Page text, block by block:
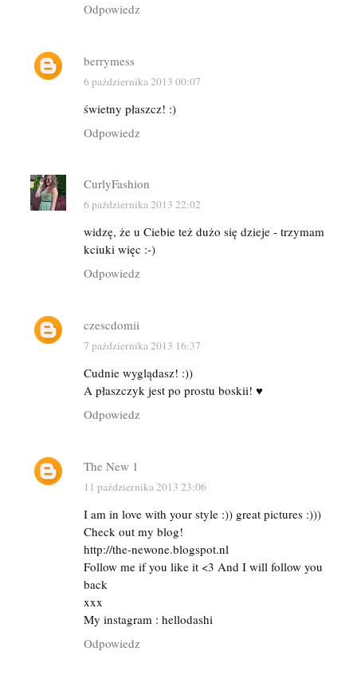
Odpowiedz
berrymess
6 października 2013 00:07
świetny płaszcz! :)
Odpowiedz
CurlyFashion
6 października 2013 22:02
widzę, że u Ciebie też dużo się dzieje - trzymam
kciuki więc :-)
Odpowiedz
czescdomii
7 października 2013 16:37
Cudnie wyglądasz! :))
A płaszczyk jest po prostu boskii! ♥
Odpowiedz
The New 1
11 października 2013 23:06
I am in love with your style :)) great pictures :)))
Check out my blog!
http://the-newone.blogspot.nl
Follow me if you like it <3 And I will follow you
back
xxx
My instagram : hellodashi
Odpowiedz